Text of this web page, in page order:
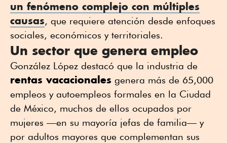
un fenómeno complejo con múltiples
causas, que requiere atención desde enfoques
sociales, económicos y territoriales.
Un sector que genera empleo
González López destacó que la industria de
rentas vacacionales genera más de 65,000
empleos y autoempleos formales en la Ciudad
de México, muchos de ellos ocupados por
mujeres —en su mayoría jefas de familia— y
por adultos mayores que complementan sus